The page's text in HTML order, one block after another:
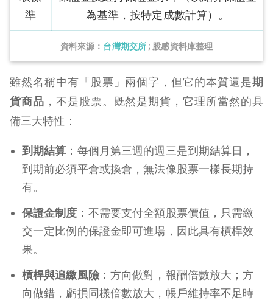
資料來源： 台灣期交所 ; 股感資料庫整理
準
為基準，按特定成數計算）。
雖然名稱中有「股票」兩個字，但它的本質還是期
貨商品 ，不是股票。既然是期貨，它理所當然的具
備三大特性：
到期結算 ：每個月第三週的週三是到期結算日，
到期前必須平倉或換倉，無法像股票一樣長期持
有。
保證金制度 ：不需要支付全額股票價值，只需繳
交一定比例的保證金即可進場，因此具有槓桿效
果。
槓桿與追繳風險：方向做對，報酬倍數放大；方
向做錯，虧損同樣倍數放大，帳戶維持率不足時